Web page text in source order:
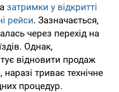
затримки у відкритті
рейси. Зазначається,
через перехід на
Однак,
відновити продаж
триває технічне
процедур.